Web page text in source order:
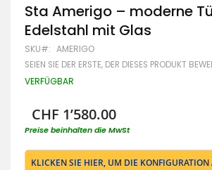
Zum
Anfang
der
Bildgalerie
springen
Sta Amerigo – moderne
Edelstahl mit Glas
SKU AMERIGO
SEIEN SIE DER ERSTE, DER DIESES PRODUKT
VERFÜGBAR
CHF 1’580.00
Preise beinhalten die MwSt
KLICKEN SIE HIER, UM DIE